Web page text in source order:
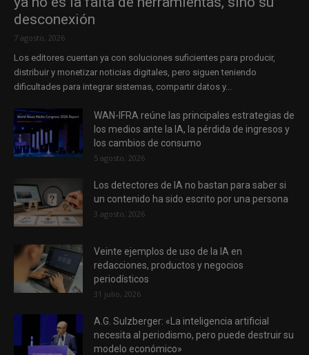
desconexión
7 agosto, 2026
Los editores cuentan ya con soluciones suficientes para producir,
distribuir y monetizar noticias digitales, pero siguen teniendo
dificultades para integrar sistemas, compartir datos y...
WAN-IFRA reúne las principales estrategias de
los medios ante la IA, la pérdida de ingresos y
los cambios de consumo
5 agosto, 2026
Los detectores de IA no bastan para saber si
un contenido ha sido escrito por una persona
3 agosto, 2026
Veinte ejemplos de uso de la IA en
redacciones, productos y negocios
periodísticos
31 julio, 2026
A.G. Sulzberger: «La inteligencia artificial
necesita al periodismo, pero puede destruir su
modelo económico»